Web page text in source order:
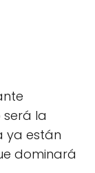
será la
ya están
dominará